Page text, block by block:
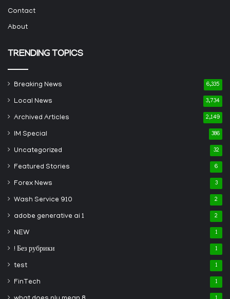
Contact
About
TRENDING TOPICS
Breaking News 6,335
Local News 3,734
Archived Articles 2,149
IM Special 386
Uncategorized 32
Featured Stories 6
Forex News 3
Wash Service 910 2
adobe generative ai 1 2
NEW 1
! Без рубрики 1
test 1
FinTech 1